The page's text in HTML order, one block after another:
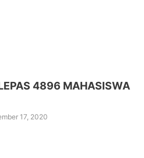
4896 MAHASISWA
17, 2020